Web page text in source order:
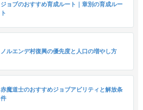
ジョブのおすすめ育成ルート｜章別の育成ルー
ト
ノルエンデ村復興の優先度と人口の増やし方
赤魔道士のおすすめジョブアビリティと解放条
件